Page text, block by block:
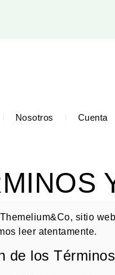
Nosotros Cuenta
sitio
leer atentamente.
de los Términos